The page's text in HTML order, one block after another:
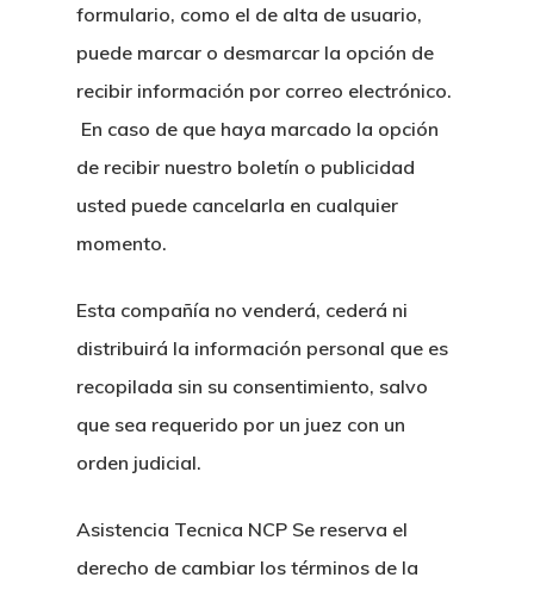
formulario, como el de alta de usuario,
puede marcar o desmarcar la opción de
recibir información por correo electrónico.
En caso de que haya marcado la opción
de recibir nuestro boletín o publicidad
usted puede cancelarla en cualquier
momento.
Esta compañía no venderá, cederá ni
distribuirá la información personal que es
recopilada sin su consentimiento, salvo
que sea requerido por un juez con un
orden judicial.
Asistencia Tecnica NCP Se reserva el
derecho de cambiar los términos de la